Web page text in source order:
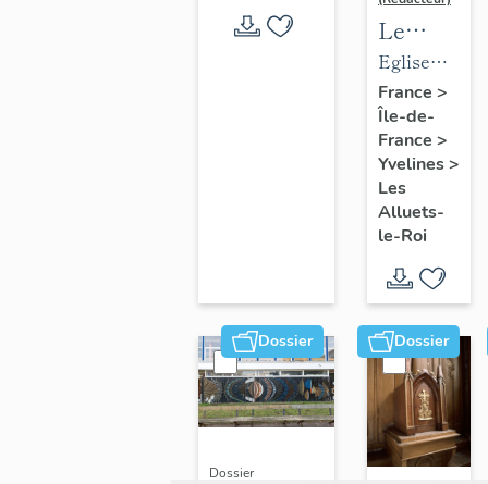
Le
mobilier
de
l'église
Saint-
Nicolas
Eglise
paroissiale
Saint-
Nicolas
France >
Île-de-
France >
Yvelines>
Les
Alluets-
le-Roi
Dossier
Dossier
Dossier